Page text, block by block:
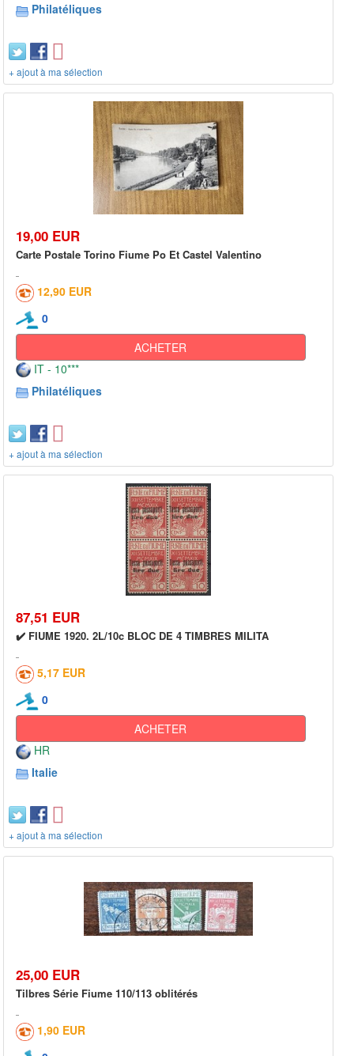
Philatéliques
+ ajout à ma sélection
19,00 EUR
Carte Postale Torino Fiume Po Et Castel Valentino
12,90 EUR
0
ACHETER
IT - 10***
Philatéliques
+ ajout à ma sélection
87,51 EUR
✔️ FIUME 1920. 2L/10c BLOC DE 4 TIMBRES MILITA
5,17 EUR
0
ACHETER
HR
Italie
+ ajout à ma sélection
25,00 EUR
Tilbres Série Fiume 110/113 oblitérés
1,90 EUR